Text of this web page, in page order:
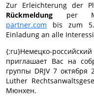
Zur Erleichterung der
Rückmeldung per
partner.com bis zum
Einladung an alle
{:ru}Немецко-
приглашает Вас на
группы DRJV 7
Luther
Мюнхен.